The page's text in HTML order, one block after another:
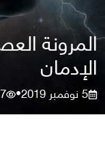
المرونة
الإدمان
5 نوفمبر 2019 •